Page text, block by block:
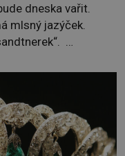
dneska vařit.
mlsný jazýček.
má v kuchyni k
fungoval kvůli
[…]